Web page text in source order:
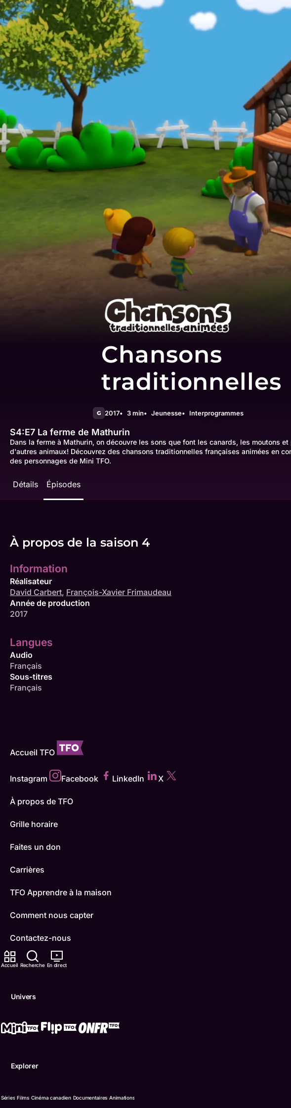
Accueil Recherche En direct
Univers
Explorer
Séries Films Cinéma canadien Documentaires Animations
Chansons
traditionnelles
G 2017 3 min Jeunesse Interprogrammes
S4:E7 La ferme de Mathurin
Dans la ferme à Mathurin, on découvre les sons que font les canards, les moutons et
d'autres animaux! Découvrez des chansons traditionnelles françaises animées en
des personnages de Mini TFO.
Détails Épisodes
À propos de la saison 4
Information
Réalisateur
David Carbert, François-Xavier Frimaudeau
Année de production
2017
Langues
Audio
Français
Sous-titres
Français
Accueil TFO
Instagram Facebook LinkedIn X
À propos de TFO
Grille horaire
Faites un don
Carrières
TFO Apprendre à la maison
Comment nous capter
Contactez-nous
ONFR
Conditions d'utilisation
© Office des télécommunications éducatives de langue française de